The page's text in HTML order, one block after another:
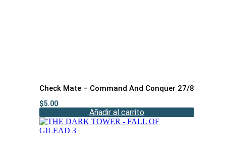
Check Mate – Command And Conquer 27/8
$5.00
Añadir al carrito